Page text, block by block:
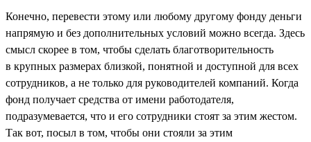
Конечно, перевести этому или любому другому фонду деньги
напрямую и без дополнительных условий можно всегда. Здесь
смысл скорее в том, чтобы сделать благотворительность
в крупных размерах близкой, понятной и доступной для всех
сотрудников, а не только для руководителей компаний. Когда
фонд получает средства от имени работодателя,
подразумевается, что и его сотрудники стоят за этим жестом.
Так вот, посыл в том, чтобы они стояли за этим